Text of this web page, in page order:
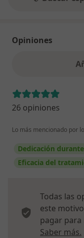
Opiniones
26 opiniones
Lo más mencionado por
Dedicación
Eficacia del
Todas las
este
pagar
Saber más.